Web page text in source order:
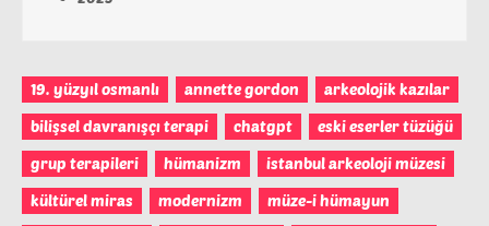
19. yüzyıl osmanlı annette gordon
arkeolojik kazılar
bilişsel davranışçı terapi
chatgpt
eski eserler tüzüğü
grup terapileri
hümanizm
istanbul arkeoloji müzesi
kültürel miras
modernizm
müze-i hümayun